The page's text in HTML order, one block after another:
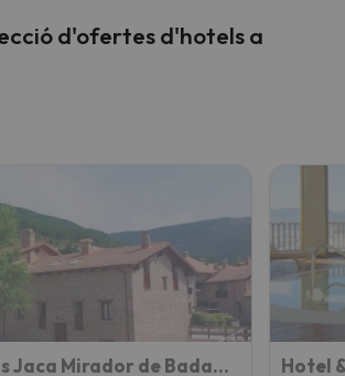
d'ofertes d'hotels a
Apartamentos Jaca Mirador de Badaguas 3000 Hotel